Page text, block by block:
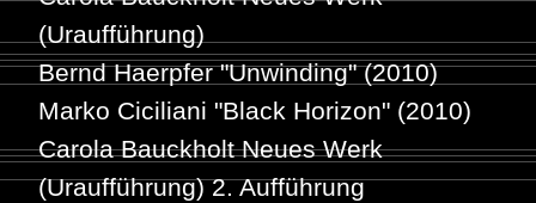
(Uraufführung)
Bernd Haerpfer"Unwinding" (2010)
Marko Ciciliani "Black Horizon" (2010)
Carola BauckholtNeues Werk
(Uraufführung) 2. Aufführung